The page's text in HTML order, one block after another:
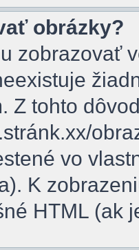
obrázky?
zobrazovať
Z tohto
vo
K
HTML (ak